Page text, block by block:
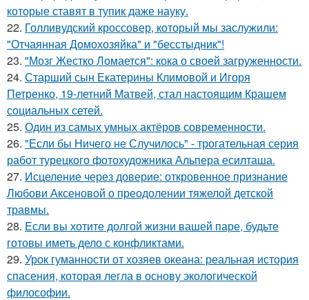
которые ставят в тупик даже науку.
22. Голливудский кроссовер, который мы заслужили:
"Отчаянная Домохозяйка" и "бесстыдник"!
23. "Мозг Жестко Ломается": кока о своей загруженности.
24. Старший сын Екатерины Климовой и Игоря
Петренко, 19-летний Матвей, стал настоящим Крашем
социальных сетей.
25. Один из самых умных актёров современности.
26. "Если бы Ничего не Случилось" - трогательная серия
работ турецкого фотохудожника Альпера есилташа.
27. Исцеление через доверие: откровенное признание
Любови Аксеновой о преодолении тяжелой детской
травмы.
28. Eсли вы хотите долгой жизни вашей паре, будьте
готовы иметь дело с конфликтами.
29. Урок гуманности от хозяев океана: реальная история
спасения, которая легла в основу экологической
философии.